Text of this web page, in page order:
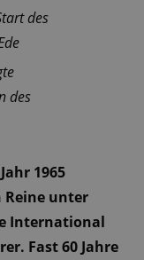
des
des
1965
Reine unter
International
Fast 60 Jahre